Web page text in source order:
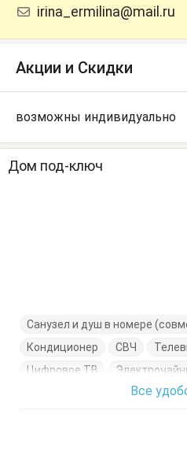
irina_ermilina@mail.ru
Акции и Скидки
возможны индивидуально
Дом под-ключ
Санузел и душ в номере
Кондиционер
СВЧ
Цифровое ТВ
Все